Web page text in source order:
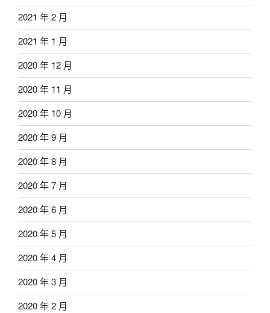
2021 年 2 月
2021 年 1 月
2020 年 12 月
2020 年 11 月
2020 年 10 月
2020 年 9 月
2020 年 8 月
2020 年 7 月
2020 年 6 月
2020 年 5 月
2020 年 4 月
2020 年 3 月
2020 年 2 月